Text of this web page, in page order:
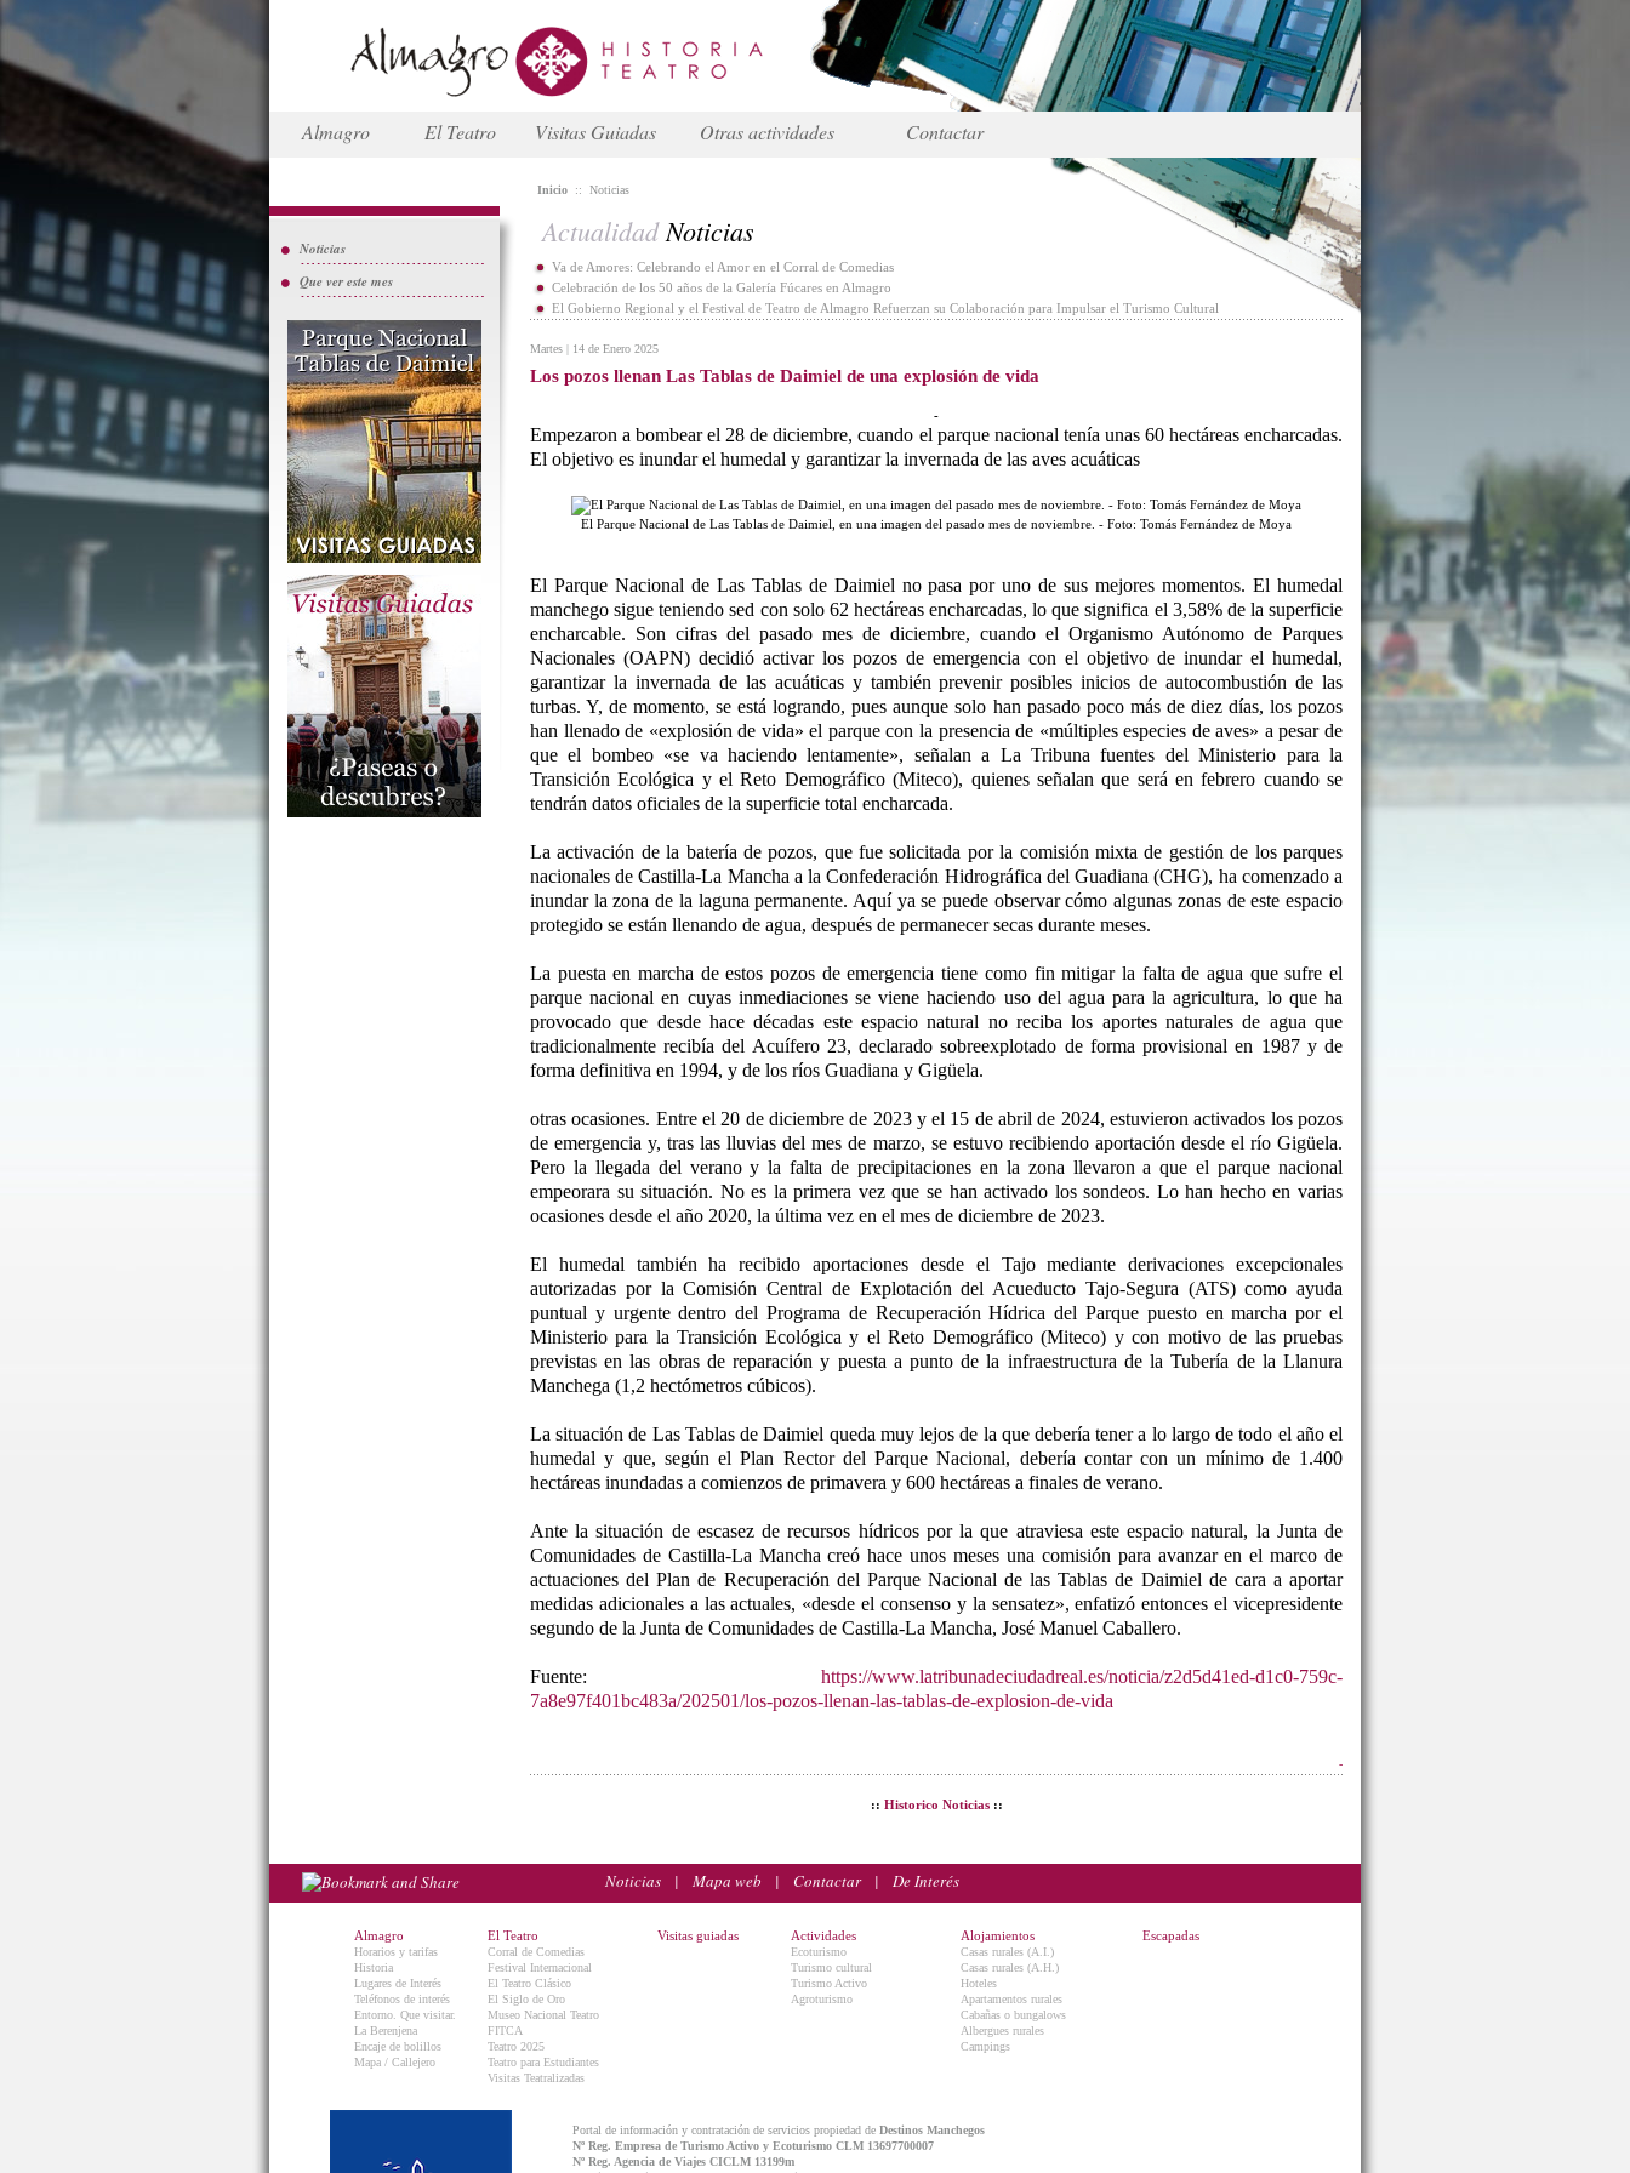
Almagro El Teatro Visitas Guiadas Otras actividades Contactar
Noticias
Que ver este mes
Inicio :: Noticias
ActualidadNoticias
Va de Amores: Celebrando el Amor en el Corral de Comedias
Celebración de los 50 años de la Galería Fúcares en Almagro
El Gobierno Regional y el Festival de Teatro de Almagro Refuerzan su Colaboración para Impulsar el Turismo Cultural
Martes | 14 de Enero 2025
Los pozos llenan Las Tablas de Daimiel de una explosión de vida
-
Empezaron a bombear el 28 de diciembre, cuando el parque nacional tenía unas 60 hectáreas encharcadas.
El objetivo es inundar el humedal y garantizar la invernada de las aves acuáticas
El Parque Nacional de Las Tablas de Daimiel, en una imagen del pasado mes de noviembre. - Foto: Tomás Fernández de Moya
El Parque Nacional de Las Tablas de Daimiel no pasa por uno de sus mejores momentos. El humedal
manchego sigue teniendo sed con solo 62 hectáreas encharcadas, lo que significa el 3,58% de la superficie
encharcable. Son cifras del pasado mes de diciembre, cuando el Organismo Autónomo de Parques
Nacionales (OAPN) decidió activar los pozos de emergencia con el objetivo de inundar el humedal,
garantizar la invernada de las acuáticas y también prevenir posibles inicios de autocombustión de las
turbas. Y, de momento, se está logrando, pues aunque solo han pasado poco más de diez días, los pozos
han llenado de «explosión de vida» el parque con la presencia de «múltiples especies de aves» a pesar de
que el bombeo «se va haciendo lentamente», señalan a La Tribuna fuentes del Ministerio para la
Transición Ecológica y el Reto Demográfico (Miteco), quienes señalan que será en febrero cuando se
tendrán datos oficiales de la superficie total encharcada.
La activación de la batería de pozos, que fue solicitada por la comisión mixta de gestión de los parques
nacionales de Castilla-La Mancha a la Confederación Hidrográfica del Guadiana (CHG), ha comenzado a
inundar la zona de la laguna permanente. Aquí ya se puede observar cómo algunas zonas de este espacio
protegido se están llenando de agua, después de permanecer secas durante meses.
La puesta en marcha de estos pozos de emergencia tiene como fin mitigar la falta de agua que sufre el
parque nacional en cuyas inmediaciones se viene haciendo uso del agua para la agricultura, lo que ha
provocado que desde hace décadas este espacio natural no reciba los aportes naturales de agua que
tradicionalmente recibía del Acuífero 23, declarado sobreexplotado de forma provisional en 1987 y de
forma definitiva en 1994, y de los ríos Guadiana y Gigüela.
otras ocasiones. Entre el 20 de diciembre de 2023 y el 15 de abril de 2024, estuvieron activados los pozos
de emergencia y, tras las lluvias del mes de marzo, se estuvo recibiendo aportación desde el río Gigüela.
Pero la llegada del verano y la falta de precipitaciones en la zona llevaron a que el parque nacional
empeorara su situación. No es la primera vez que se han activado los sondeos. Lo han hecho en varias
ocasiones desde el año 2020, la última vez en el mes de diciembre de 2023.
El humedal también ha recibido aportaciones desde el Tajo mediante derivaciones excepcionales
autorizadas por la Comisión Central de Explotación del Acueducto Tajo-Segura (ATS) como ayuda
puntual y urgente dentro del Programa de Recuperación Hídrica del Parque puesto en marcha por el
Ministerio para la Transición Ecológica y el Reto Demográfico (Miteco) y con motivo de las pruebas
previstas en las obras de reparación y puesta a punto de la infraestructura de la Tubería de la Llanura
Manchega (1,2 hectómetros cúbicos).
La situación de Las Tablas de Daimiel queda muy lejos de la que debería tener a lo largo de todo el año el
humedal y que, según el Plan Rector del Parque Nacional, debería contar con un mínimo de 1.400
hectáreas inundadas a comienzos de primavera y 600 hectáreas a finales de verano.
Ante la situación de escasez de recursos hídricos por la que atraviesa este espacio natural, la Junta de
Comunidades de Castilla-La Mancha creó hace unos meses una comisión para avanzar en el marco de
actuaciones del Plan de Recuperación del Parque Nacional de las Tablas de Daimiel de cara a aportar
medidas adicionales a las actuales, «desde el consenso y la sensatez», enfatizó entonces el vicepresidente
segundo de la Junta de Comunidades de Castilla-La Mancha, José Manuel Caballero.
Fuente: https://www.latribunadeciudadreal.es/noticia/z2d5d41ed-d1c0-759c-
7a8e97f401bc483a/202501/los-pozos-llenan-las-tablas-de-explosion-de-vida
-
:: Historico Noticias::
Noticias | Mapa web | Contactar| De Interés
Almagro
Horarios y tarifas
Historia
Lugares de Interés
Teléfonos de interés
Entorno. Que visitar.
La Berenjena
Encaje de bolillos
Mapa / Callejero
El Teatro
Corral de Comedias
Festival Internacional
El Teatro Clásico
El Siglo de Oro
Museo Nacional Teatro
FITCA
Teatro 2025
Teatro para Estudiantes
Visitas Teatralizadas
Visitas guiadas Actividades
Ecoturismo
Turismo cultural
Turismo Activo
Agroturismo
Alojamientos
Casas rurales (A.I.)
Casas rurales (A.H.)
Hoteles
Apartamentos rurales
Cabañas o bungalows
Albergues rurales
Campings
Escapadas
Portal de información y contratación de servicios propiedad de Destinos Manchegos
Nº Reg. Empresa de Turismo Activo y Ecoturismo CLM 13697700007
Nº Reg. Agencia de Viajes CICLM 13199m